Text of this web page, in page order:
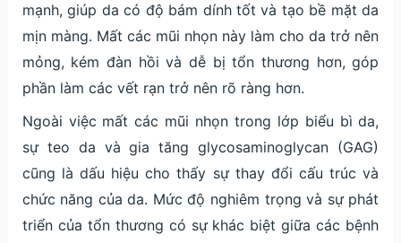
mạnh, giúp da có độ bám dính tốt và tạo bề mặt da
mịn màng. Mất các mũi nhọn này làm cho da trở nên
mỏng, kém đàn hồi và dễ bị tổn thương hơn, góp
phần làm các vết rạn trở nên rõ ràng hơn.
Ngoài việc mất các mũi nhọn trong lớp biểu bì da,
sự teo da và gia tăng glycosaminoglycan (GAG)
cũng là dấu hiệu cho thấy sự thay đổi cấu trúc và
chức năng của da. Mức độ nghiêm trọng và sự phát
triển của tổn thương có sự khác biệt giữa các bệnh